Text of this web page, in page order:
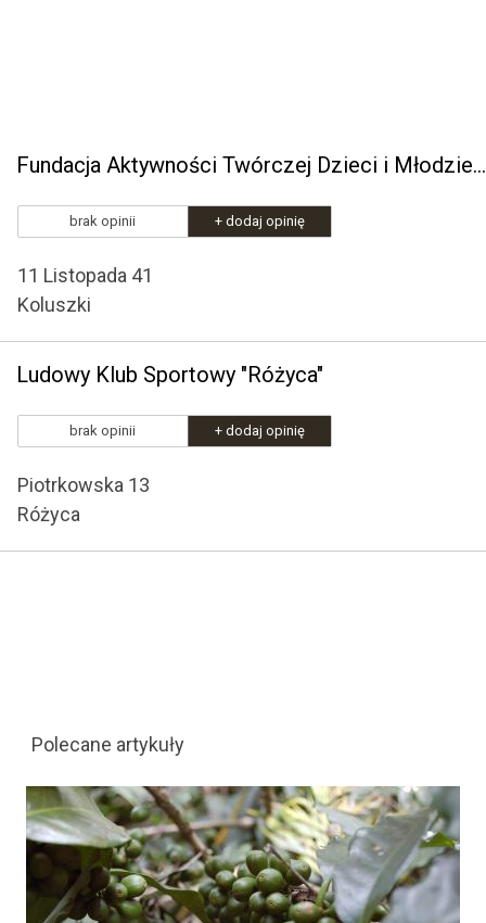
Fundacja Aktywności Twórczej Dzieci i Młodzieży "Pro Muza"
brak opinii + dodaj opinię
11 Listopada 41
Koluszki
Ludowy Klub Sportowy "Różyca"
brak opinii + dodaj opinię
Piotrkowska 13
Różyca
Polecane artykuły